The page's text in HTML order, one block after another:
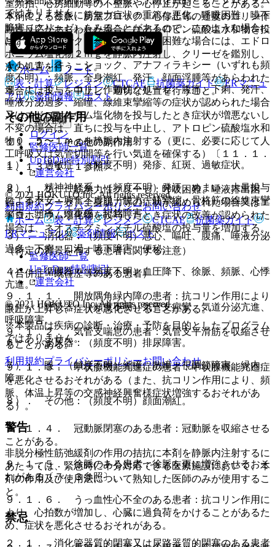
８．１． ときに筋無力症状の重篤な悪化、呼吸困難、嚥下
障害（クリーゼ）をみることがあるので、このような場合に
は、臨床症状でクリーゼを鑑別し、困難な場合には、エドロ
ホニウム塩化物２ｍｇを静脈内注射し、クリーゼを鑑別し、
次の処置を行うこと。
８．１．１． コリン作動性クリーゼ：腹痛、下痢、発汗、
唾液分泌過多、縮瞳、線維束攣縮等の症状が認められた場合
又はエドロホニウム塩化物を投与したとき症状が増悪ないし
不変の場合は、直ちに投与を中止し、アトロピン硫酸塩水和
物０．５〜１ｍｇを静脈内注射する（更に、必要に応じて人
工呼吸又は気管切開等を行い気道を確保する）〔１１．１．
１、１３．１．１参照〕。
８．１．２． 筋無力性クリーゼ：呼吸困難、唾液排出困
難、チアノーゼ、全身脱力等の症状が認められた場合又はエ
ドロホニウム塩化物を投与したとき症状の改善が認められた
場合は、ネオスチグミンメチル硫酸塩の投与量を増加する。
（特定の背景を有する患者に関する注意）
（合併症・既往歴等のある患者）
９．１．１． 開放隅角緑内障の患者：抗コリン作用により
眼圧が上昇し、症状を悪化させることがある。
９．１．２． 気管支喘息の患者：気管支平滑筋を収縮させ
ることがある。
９．１．３． 甲状腺機能亢進症の患者：甲状腺機能亢進症
を悪化させるおそれがある（また、抗コリン作用により、頻
脈、体温上昇等の交感神経興奮様症状増強するおそれがあ
る）。
９．１．４． 冠動脈閉塞のある患者：冠動脈を収縮させる
ことがある。
９．１．５． 徐脈のある患者：徐脈を更に増強させるおそ
れがある〔７．３参照〕。
９．１．６． うっ血性心不全のある患者：抗コリン作用に
より、心拍数が増加し、心臓に過負荷をかけることがあるた
め、症状を悪化させるおそれがある。
室頻拍、心房細動等の不整脈や心停止が起こることがある。
本剤による徐脈、房室ブロック、心停止等の過度のコリン作
動性反応があらわれた場合にはアトロピン硫酸塩水和物を投
与すること〔７．４参照〕。
１１．１．３． ショック、アナフィラキシー（いずれも頻
度不明）：頻脈、全身潮紅、発汗、顔面浮腫等があらわれた
場合には投与を中止し、適切な処置を行うこと。
その他の副作用
１１．２． その他の副作用
１）． 過敏症：（頻度不明）発疹、紅斑、過敏症状。
２）． 精神神経系：（頻度不明）発汗、めまい、大量投与
による不安・興奮・虚脱・脱力・筋攣縮・骨格筋の線維束攣
縮等、頭痛、頭重感、記銘障害。
３）． 消化器：（頻度不明）悪心、嘔吐、腹痛、唾液分泌
過多、下痢、口渇、嚥下障害、便秘。
４）． 循環器：（頻度不明）血圧降下、徐脈、頻脈、心悸
亢進。
５）． 呼吸器：（頻度不明）気管支痙攣、気道分泌亢進、
呼吸障害。
６）． 泌尿器：（頻度不明）排尿障害。
７）． 眼：（頻度不明）縮瞳、散瞳、視調節障害、緑内
障。
８）． その他：（頻度不明）顔面潮紅。
警告
非脱分極性筋弛緩剤の作用の拮抗に本剤を静脈内注射するに
あたっては、緊急時に十分対応できる医療施設において、本
剤の作用及び使用法について熟知した医師のみが使用するこ
と。
禁忌
２．１． 消化管器質的閉塞又は尿路器質的閉塞のある患者
ではありません。
ホーム
ノート
表・計算
レジメン CTCAE 抗菌薬ガイド
ERマニュ
アル
薬剤情報 ポスト
新規登録
ログイン
監修医師一覧
UpToDate特別割引
運営会社
© 2021 HOKUTO Inc. All rights reserved.
利用規約プライバシーポリシーお問い合わせ
ホーム
表・計算 レジメン CTCAE
抗菌薬ガイド
ERマニュアル
薬剤情報 ポスト
監修医師一覧
UpToDate特別割引
運営会社
© 2021 HOKUTO Inc. All rights reserved.
※本製品は疾病の診断・治療・予防を目的としたプログラム
ではありません。
利用規約プライバシーポリシーお問い合わせ